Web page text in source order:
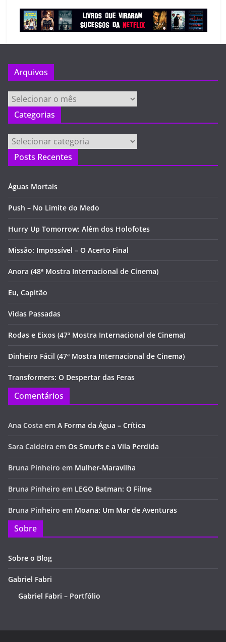
Arquivos
Arquivos
Categorias
Categorias
Posts Recentes
Águas Mortais
Push – No Limite do Medo
Hurry Up Tomorrow: Além dos Holofotes
Missão: Impossível – O Acerto Final
Anora (48ª Mostra Internacional de Cinema)
Eu, Capitão
Vidas Passadas
Rodas e Eixos (47ª Mostra Internacional de Cinema)
Dinheiro Fácil (47ª Mostra Internacional de Cinema)
Transformers: O Despertar das Feras
Comentários
Ana Costa em A Forma da Água – Crítica
Sara Caldeira em Os Smurfs e a Vila Perdida
Bruna Pinheiro em Mulher-Maravilha
Bruna Pinheiro em LEGO Batman: O Filme
Bruna Pinheiro em Moana: Um Mar de Aventuras
Sobre
Sobre o Blog
Gabriel Fabri
Gabriel Fabri – Portfólio